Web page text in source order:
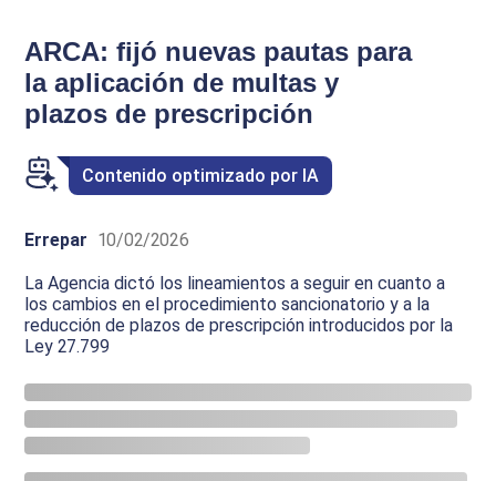
ARCA: fijó nuevas pautas para
la aplicación de multas y
plazos de prescripción
Contenido optimizado por IA
Errepar 10/02/2026
La Agencia dictó los lineamientos a seguir en cuanto a
los cambios en el procedimiento sancionatorio y a la
reducción de plazos de prescripción introducidos por la
Ley 27.799